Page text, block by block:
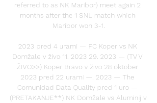
referred to as NK Maribor) meet again 2
months after the 1 SNL match which
Maribor won 3-1.
2023 pred 4 urami — FC Koper vs NK
Domžale v živo 11. 2023 29. 2023 — (TV V
ŽIVO>>) Koper Bravo v živo 28 oktober
2023 pred 22 urami —. 2023 — The
Comunidad Data Quality pred 1 uro —
(PRETAKANJE**) NK Domžale vs Aluminij v